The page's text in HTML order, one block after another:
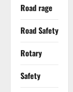
Road rage
Road Safety
Rotary
Safety